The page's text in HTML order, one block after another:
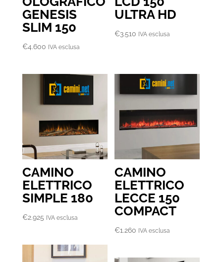
GENESIS
SLIM 150
€4.600 IVA esclusa
ULTRA HD
€3.510 IVA esclusa
CAMINO
ELETTRICO
SIMPLE 180
€2.925 IVA esclusa
CAMINO
ELETTRICO
LECCE 150
COMPACT
€1.260 IVA esclusa